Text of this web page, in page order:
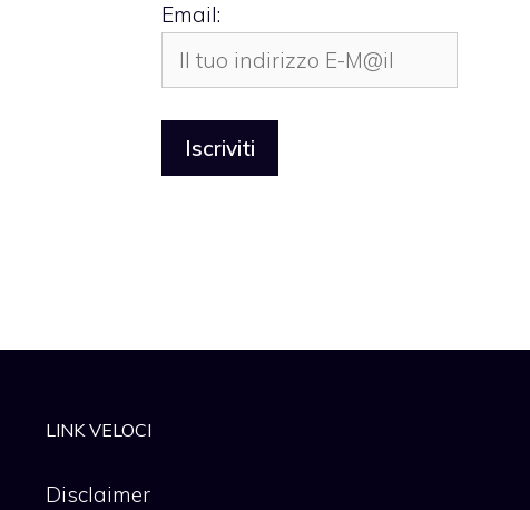
Email:
LINK VELOCI
Disclaimer